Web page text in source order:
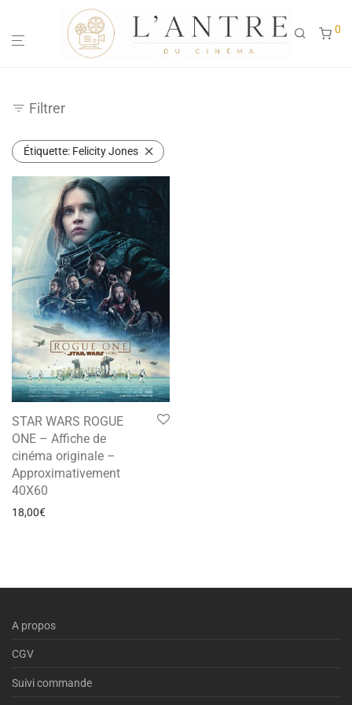
0
Filtrer
Étiquette: Felicity Jones
STAR WARS ROGUE
ONE – Affiche de
cinéma originale –
Approximativement
40X60
18,00€
A propos
CGV
Suivi commande